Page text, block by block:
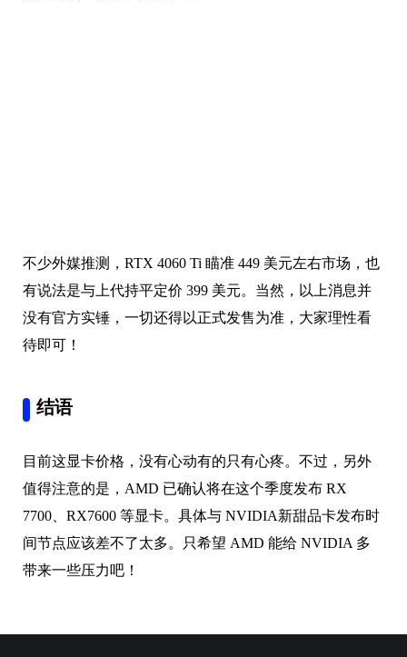
不少外媒推测，RTX 4060 Ti 瞄准 449 美元左右市场，也
有说法是与上代持平定价 399 美元。当然，以上消息并
没有官方实锤，一切还得以正式发售为准，大家理性看
待即可！
结语
目前这显卡价格，没有心动有的只有心疼。不过，另外
值得注意的是，AMD 已确认将在这个季度发布 RX
7700、RX7600 等显卡。具体与 NVIDIA新甜品卡发布时
间节点应该差不了太多。只希望 AMD 能给 NVIDIA 多
带来一些压力吧！